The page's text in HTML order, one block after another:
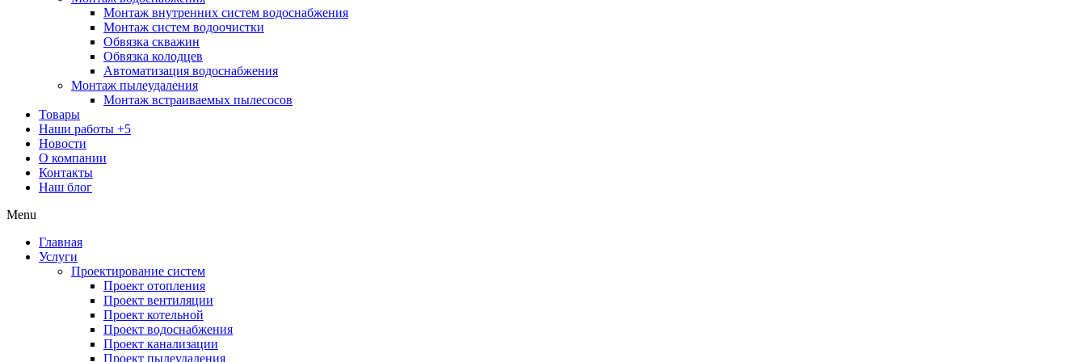
Монтаж внутренних систем водоснабжения
Монтаж систем водоочистки
Обвязка скважин
Обвязка колодцев
Автоматизация водоснабжения
Монтаж пылеудаления
Монтаж встраиваемых пылесосов
Товары
Наши работы +5
Новости
О компании
Контакты
Наш блог
Menu
Главная
Услуги
Проектирование систем
Проект отопления
Проект вентиляции
Проект котельной
Проект водоснабжения
Проект канализации
Проект пылеудаления